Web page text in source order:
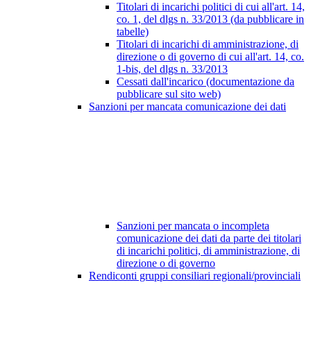
Titolari di incarichi politici di cui all'art. 14,
co. 1, del dlgs n. 33/2013 (da pubblicare in
tabelle)
Titolari di incarichi di amministrazione, di
direzione o di governo di cui all'art. 14, co.
1-bis, del dlgs n. 33/2013
Cessati dall'incarico (documentazione da
pubblicare sul sito web)
Sanzioni per mancata comunicazione dei dati
Sanzioni per mancata o incompleta
comunicazione dei dati da parte dei titolari
di incarichi politici, di amministrazione, di
direzione o di governo
Rendiconti gruppi consiliari regionali/provinciali